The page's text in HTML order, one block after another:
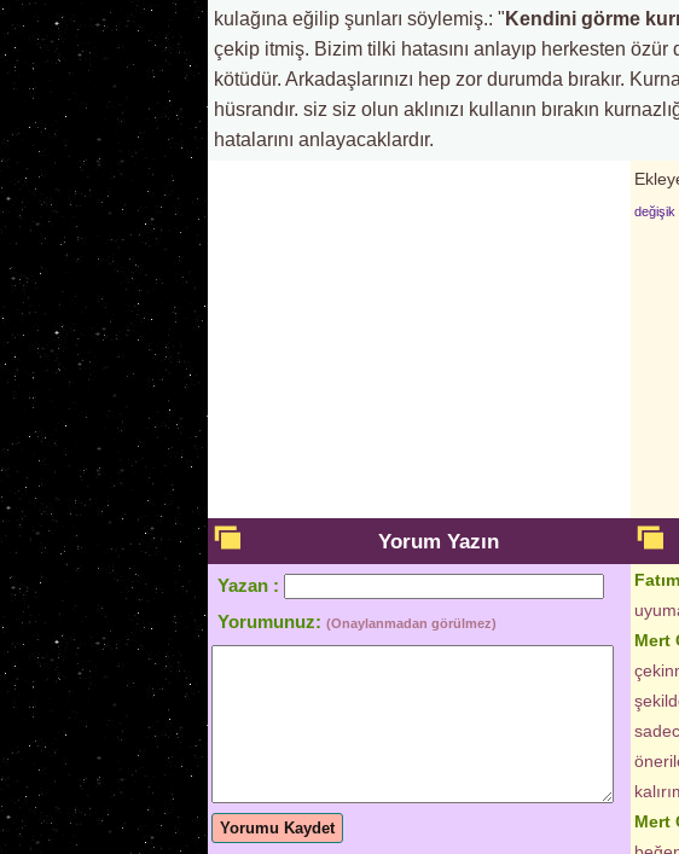
kulağına eğilip şunları söylemiş.: " Kendini görme
çekip itmiş. Bizim tilki hatasını anlayıp herkesten özür
kötüdür. Arkadaşlarınızı hep zor durumda bırakır.
hüsrandır. siz siz olun aklınızı kullanın bırakın
hatalarını anlayacaklardır.
değişik
Yorum Yazın
Yazan :
Yorumunuz: (Onaylanmadan görülmez)
Yorumu Kaydet
Mert
Mert